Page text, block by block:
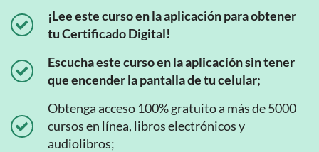
¡Lee este curso en la aplicación para obtener
tu Certificado Digital!
Escucha este curso en la aplicación sin tener
que encender la pantalla de tu celular;
Obtenga acceso 100% gratuito a más de 5000
cursos en línea, libros electrónicos y
audiolibros;